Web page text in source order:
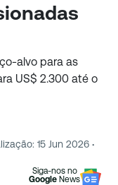
alvo para as
US$ 2.300 até o
15 Jun 2026 ·
Siga-nos no
Google News